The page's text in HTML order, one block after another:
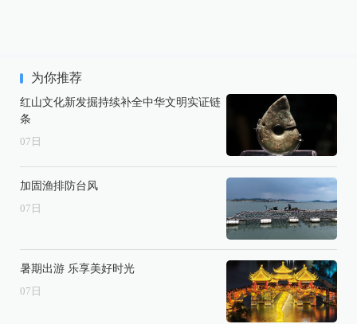
为你推荐
红山文化新发掘持续补全中华文明实证链
条
07 日
加固渔排防台风
07 日
暑期出游 乐享美好时光
07 日